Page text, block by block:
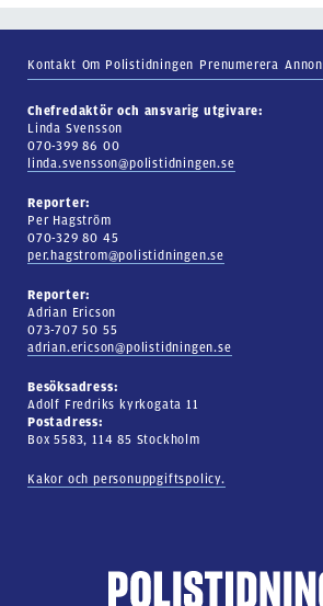
Kontakt Om Polistidningen Prenumerera
Chefredaktör och ansvarig utgivare:
Linda Svensson
070-399 86 00
linda.svensson@polistidningen.se
Reporter:
Per Hagström
070-329 80 45
per.hagstrom@polistidningen.se
Reporter:
Adrian Ericson
073-707 50 55
adrian.ericson@polistidningen.se
Besöksadress:
Adolf Fredriks kyrkogata 11
Postadress:
Box 5583, 114 85 Stockholm
Kakor och personuppgiftspolicy.